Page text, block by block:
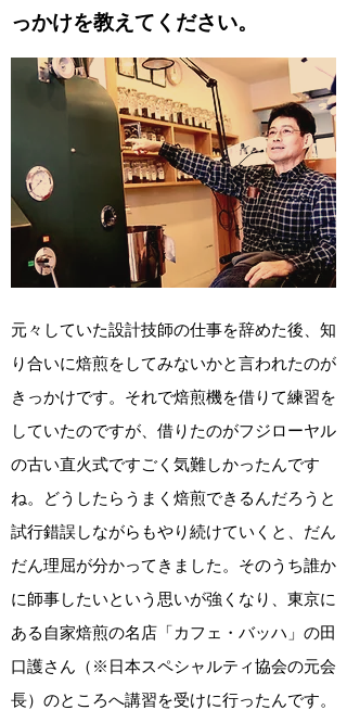
っかけを教えてください。
元々していた設計技師の仕事を辞めた後、知
り合いに焙煎をしてみないかと言われたのが
きっかけです。それで焙煎機を借りて練習を
していたのですが、借りたのがフジローヤル
の古い直火式ですごく気難しかったんです
ね。どうしたらうまく焙煎できるんだろうと
試行錯誤しながらもやり続けていくと、だん
だん理屈が分かってきました。そのうち誰か
に師事したいという思いが強くなり、東京に
ある自家焙煎の名店「カフェ・バッハ」の田
口護さん（※日本スペシャルティ協会の元会
長）のところへ講習を受けに行ったんです。